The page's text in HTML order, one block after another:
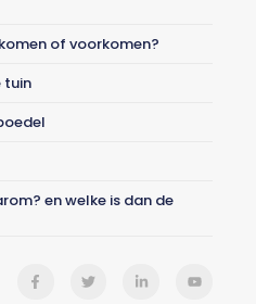
of voorkomen?
tuin
en welke is dan de